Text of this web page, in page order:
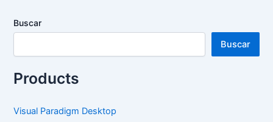
Buscar
Buscar
Products
Visual Paradigm Desktop